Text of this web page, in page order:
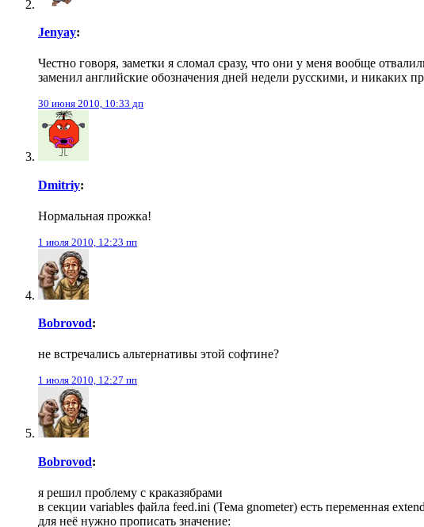
Jenyay:
Честно говоря, заметки я сломал сразу, что они у меня вообще
заменил английские обозначения дней недели русскими, и никаких
30 июня 2010, 10:33 дп
Dmitriy:
Нормальная прожка!
1 июля 2010, 12:23 пп
Bobrovod:
не встречались альтернативы этой софтине?
1 июля 2010, 12:27 пп
Bobrovod:
я решил проблему с краказябрами
в секции variables файла feed.ini (Тема gnometer) есть переменная
для неё нужно прописать значение: